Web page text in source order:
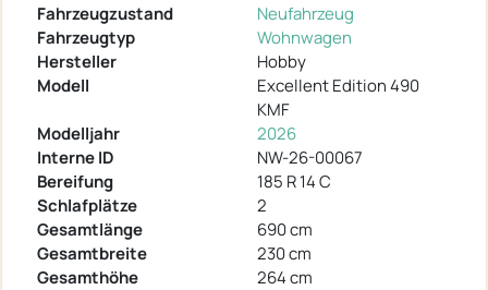
Fahrzeugzustand
Neufahrzeug
Fahrzeugtyp
Wohnwagen
Hersteller
Hobby
Modell
Excellent Edition 490
KMF
Modelljahr
2026
Interne ID
NW-26-00067
Bereifung
185 R 14 C
Schlafplätze
2
Gesamtlänge
690 cm
Gesamtbreite
230 cm
Gesamthöhe
264 cm